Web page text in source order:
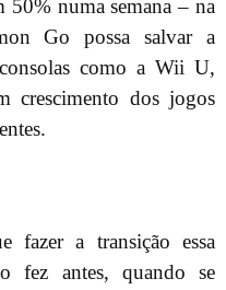
50% numa semana – na
Go possa salvar a
como a Wii U,
crescimento dos jogos
fazer a transição essa
fez antes, quando se